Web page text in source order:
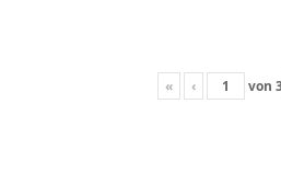
« ‹ von